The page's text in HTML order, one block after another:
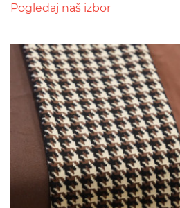
Pogledaj naš izbor